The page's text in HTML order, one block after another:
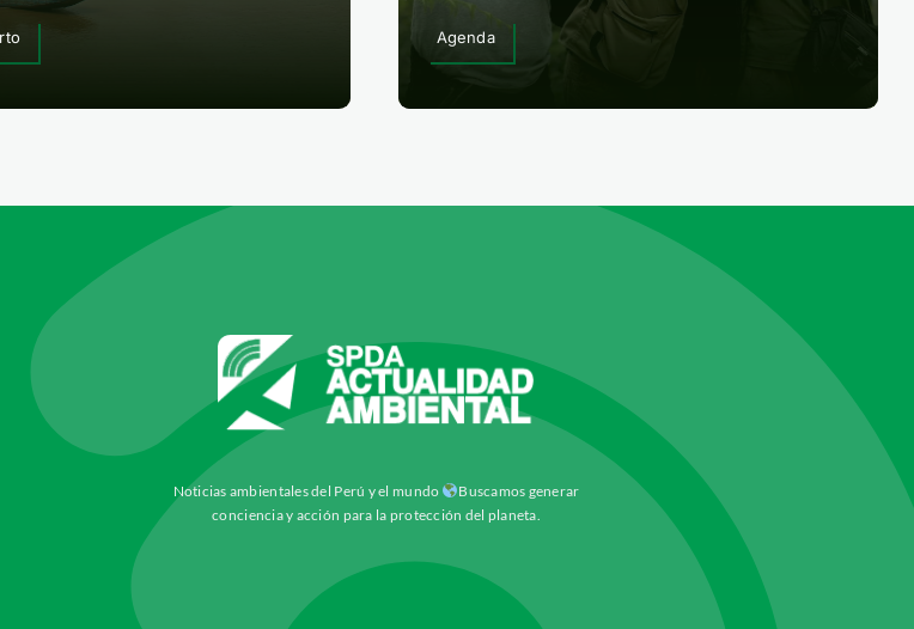
Agenda
Noticias ambientales del Perú y el mundo
Buscamos generar
conciencia y acción para la protección del planeta.